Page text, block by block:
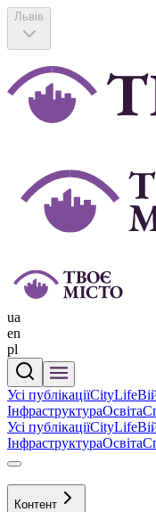
Львів
ua
en
pl
Усі публікаціїCityLife
ІнфраструктураОсвіта
Усі публікаціїCityLife
ІнфраструктураОсвіта
Контент